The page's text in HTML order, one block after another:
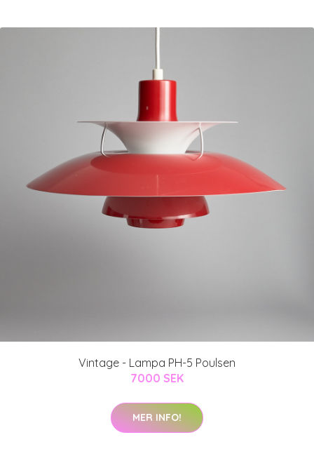
Vintage - Lampa PH-5 Poulsen
7000 SEK
MER INFO!